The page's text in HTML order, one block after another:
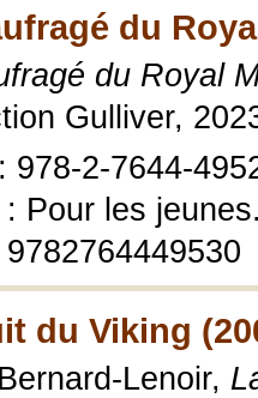
du
du Royal
Gulliver,
978-2-7644-
Pour les
du Viking
Lenoir,